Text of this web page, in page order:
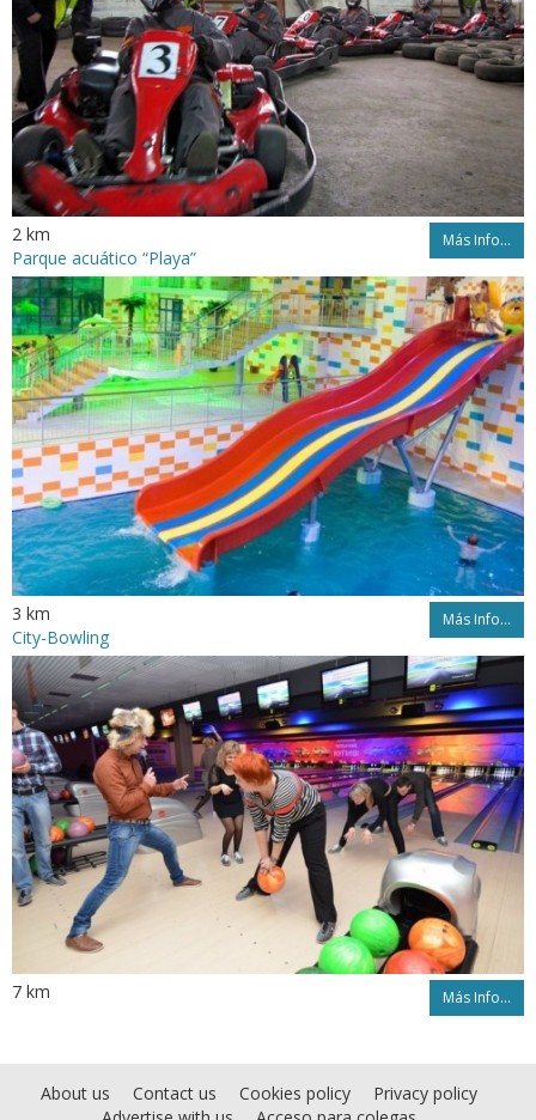
2 km Más Info...
Parque acuático “Playa”
3 km Más Info...
City-Bowling
7 km Más Info...
About us Contact us Cookies policy
Privacy policy